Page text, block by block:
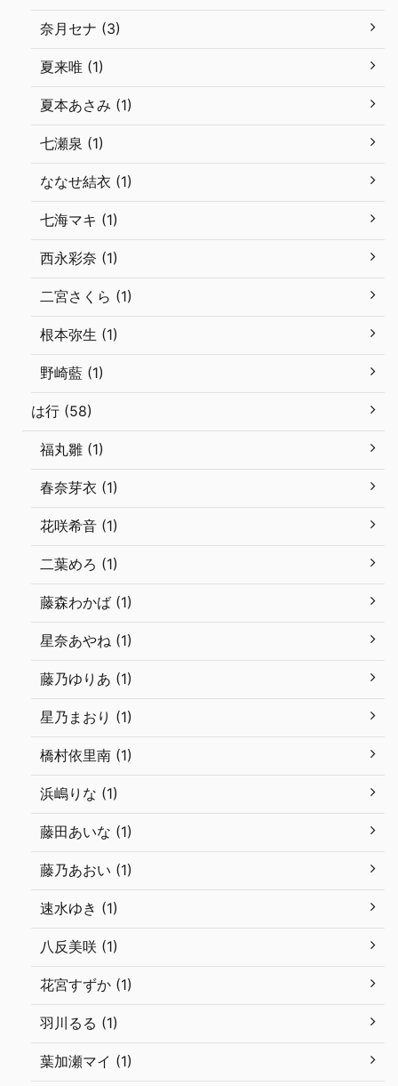
奈月セナ (3)
夏来唯 (1)
夏本あさみ (1)
七瀬泉 (1)
ななせ結衣 (1)
七海マキ (1)
西永彩奈 (1)
二宮さくら (1)
根本弥生 (1)
野崎藍 (1)
は行 (58)
福丸雛 (1)
春奈芽衣 (1)
花咲希音 (1)
二葉めろ (1)
藤森わかば (1)
星奈あやね (1)
藤乃ゆりあ (1)
星乃まおり (1)
橋村依里南 (1)
浜嶋りな (1)
藤田あいな (1)
藤乃あおい (1)
速水ゆき (1)
八反美咲 (1)
花宮すずか (1)
羽川るる (1)
葉加瀬マイ (1)